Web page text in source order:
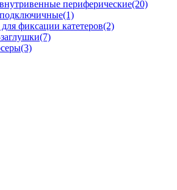
периферические(20)
(1)
фиксации катетеров(2)
(7)
(3)